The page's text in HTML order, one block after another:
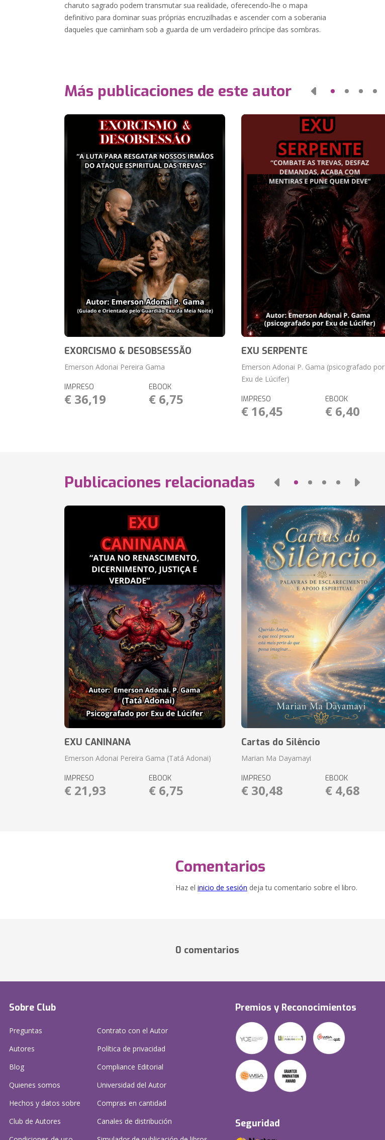
charuto sagrado podem transmutar sua realidade, oferecendo-lhe o mapa
definitivo para dominar suas próprias encruzilhadas e ascender com a soberania
daqueles que caminham sob a guarda de um verdadeiro príncipe das sombras.
Más publicaciones de este autor
EXORCISMO & DESOBSESSÃO
Emerson Adonai Pereira Gama
IMPRESO
€ 36,19
EBOOK
€ 6,75
EXU SERPENTE
Emerson Adonai P. Gama (psicografado por
Exu de Lúcifer)
IMPRESO
€ 16,45
EBOOK
€ 6,40
Publicaciones relacionadas
EXU CANINANA
Emerson Adonai Pereira Gama (Tatá Adonai)
IMPRESO
€ 21,93
EBOOK
€ 6,75
Cartas do Silêncio
Marian Ma Dayamayi
IMPRESO
€ 30,48
EBOOK
€ 4,68
Comentarios
Haz el inicio de sesión deja tu comentario sobre el libro.
0 comentarios
Sobre Club
Preguntas
Autores
Blog
Quienes somos
Hechos y datos sobre
Club de Autores
Contrato con el Autor
Política de privacidad
Compliance Editorial
Universidad del Autor
Compras en cantidad
Canales de distribución
Premios y Reconocimientos
Seguridad